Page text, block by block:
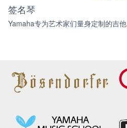
签名琴
Yamaha专为艺术家们量身定制的吉他